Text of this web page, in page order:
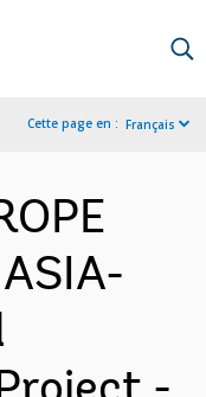
Cette page en : Français